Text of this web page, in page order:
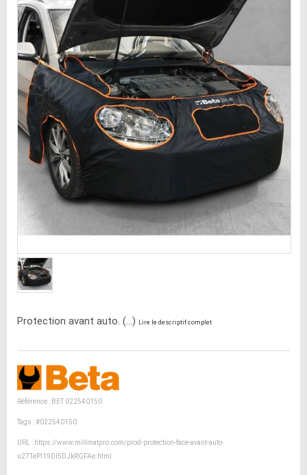
Protection avant auto. (...) Lire le descriptif complet
Référence : BET 022540150
Tags :#022540150
URL : https://www.millmatpro.com/prod-protection-face-avant-auto-
u27TePl19DI5DJkRGFAe.html